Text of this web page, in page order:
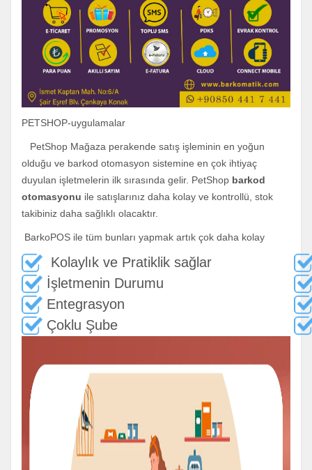
PETSHOP-uygulamalar
PetShop Mağaza perakende satış işleminin en yoğun
olduğu ve barkod otomasyon sistemine en çok ihtiyaç
duyulan işletmelerin ilk sırasında gelir. PetShop barkod
otomasyonu ile satışlarınız daha kolay ve kontrollü, stok
takibiniz daha sağlıklı olacaktır.
BarkoPOS ile tüm bunları yapmak artık çok daha kolay
Kolaylık ve Pratiklik sağlar
İşletmenin Durumu
Entegrasyon
Çoklu Şube